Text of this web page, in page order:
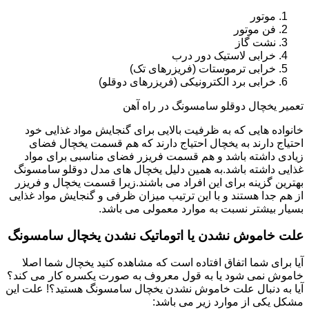
موتور
فن موتور
نشت گاز
خرابی لاستیک دور درب
خرابی ترموستات (فریزرهای تک)
خرابی برد الکترونیکی (فریزرهای دوقلو)
تعمیر یخچال دوقلو سامسونگ در راه آهن
خانواده هایی که به ظرفیت بالایی برای گنجایش مواد غذایی خود
احتیاج دارند به یخچال احتیاج دارند که هم قسمت یخچال فضای
زیادی داشته باشد و هم قسمت فریزر فضای مناسبی برای مواد
غذایی داشته باشد.به همین دلیل یخچال های مدل دوقلو سامسونگ
بهترین گزینه برای این افراد می باشند.زیرا قسمت یخچال و فریزر
از هم جدا هستند و با این ترتیب میزان ظرفی و گنجایش مواد غذایی
بسیار بیشتر نسبت به موارد معمولی می باشد.
علت خاموش نشدن یا اتوماتیک نشدن یخچال سامسونگ
آیا برای شما اتفاق افتاده است که مشاهده کنید یخچال شما اصلا
خاموش نمی شود یا به قول معروف به صورت یکسره کار می کند؟
آیا به دنبال علت خاموش نشدن یخچال سامسونگ هستید؟! علت این
مشکل یکی از موارد زیر می باشد: